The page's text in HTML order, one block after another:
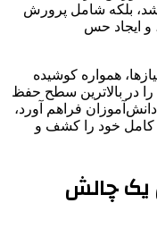
بلکه شامل پرورش
و ایجاد حس
همواره کوشیده
در بالاترین سطح حفظ
فراهم آورد،
کامل خود را کشف و
یک چالش